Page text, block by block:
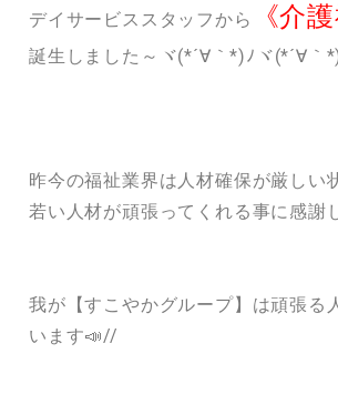
デイサービススタッフから 《介
誕生しました～ヾ(*´∀｀*)ﾉヾ(*´∀｀
昨今の福祉業界は人材確保が厳しい
若い人材が頑張ってくれる事に感謝
我が【すこやかグループ】は頑張る
います📣//